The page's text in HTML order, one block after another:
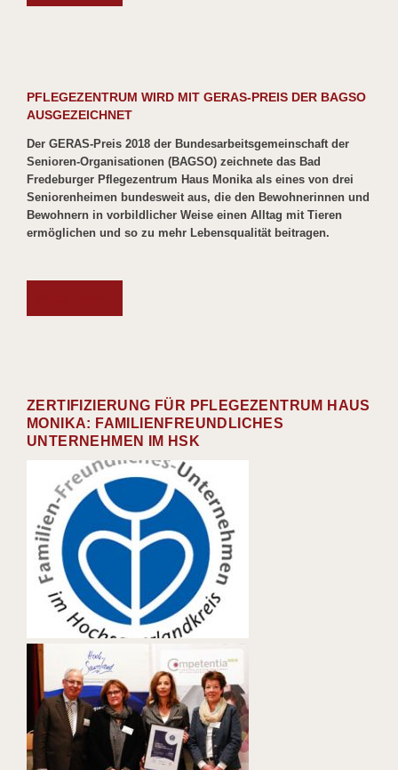
PFLEGEZENTRUM WIRD MIT GERAS-PREIS DER BAGSO
AUSGEZEICHNET
Der GERAS-Preis 2018 der Bundesarbeitsgemeinschaft der
Senioren-Organisationen (BAGSO) zeichnete das Bad
Fredeburger Pflegezentrum Haus Monika als eines von drei
Seniorenheimen bundesweit aus, die den Bewohnerinnen und
Bewohnern in vorbildlicher Weise einen Alltag mit Tieren
ermöglichen und so zu mehr Lebensqualität beitragen.
ZERTIFIZIERUNG FÜR PFLEGEZENTRUM HAUS
MONIKA: FAMILIENFREUNDLICHES
UNTERNEHMEN IM HSK